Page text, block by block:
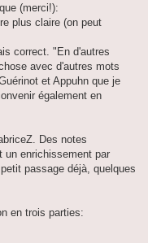
(merci!):
plus claire (on peut
correct. "En d'autres
avec d'autres mots
et Appuhn que je
également en
Des notes
un enrichissement par
passage déjà, quelques
en trois parties: